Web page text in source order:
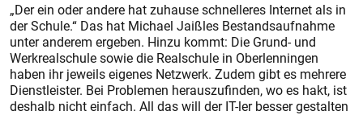
„Der ein oder andere hat zuhause schnelleres Internet als in
der Schule.“ Das hat Michael Jaißles Bestandsaufnahme
unter anderem ergeben. Hinzu kommt: Die Grund- und
Werkrealschule sowie die Realschule in Oberlenningen
haben ihr jeweils eigenes Netzwerk. Zudem gibt es mehrere
Dienstleister. Bei Problemen herauszufinden, wo es hakt, ist
deshalb nicht einfach. All das will der IT-ler besser gestalten